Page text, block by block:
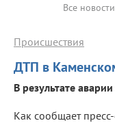
Все новости
ДТП в
Происшествия
В результате
Как сообщает